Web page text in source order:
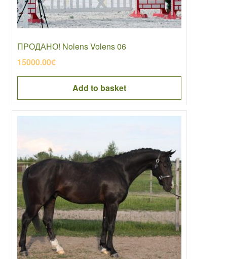
ПРОДАНО! Nolens Volens 06
15000.00€
Add to basket